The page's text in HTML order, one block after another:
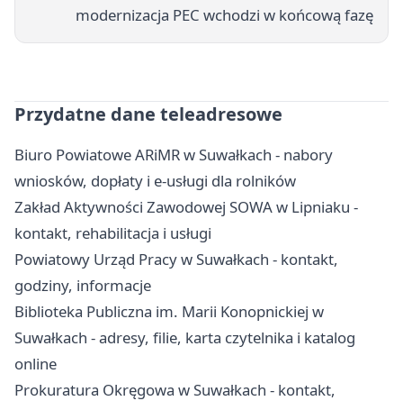
modernizacja PEC wchodzi w końcową fazę
Przydatne dane teleadresowe
Biuro Powiatowe ARiMR w Suwałkach - nabory
wniosków, dopłaty i e-usługi dla rolników
Zakład Aktywności Zawodowej SOWA w Lipniaku -
kontakt, rehabilitacja i usługi
Powiatowy Urząd Pracy w Suwałkach - kontakt,
godziny, informacje
Biblioteka Publiczna im. Marii Konopnickiej w
Suwałkach - adresy, filie, karta czytelnika i katalog
online
Prokuratura Okręgowa w Suwałkach - kontakt,